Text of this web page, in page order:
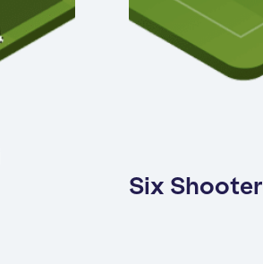
Six Shooter